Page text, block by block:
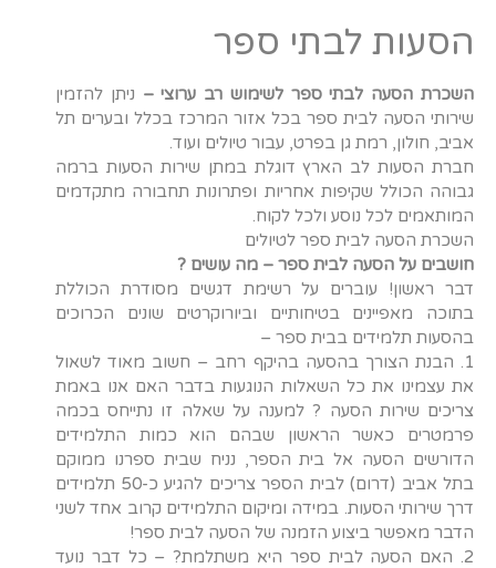
הסעות לבתי ספר
השכרת הסעה לבתי ספר לשימוש רב ערוצי – ניתן להזמין
שירותי הסעה לבית ספר בכל אזור המרכז בכלל ובערים תל
אביב, חולון, רמת גן בפרט, עבור טיולים ועוד.
חברת הסעות לב הארץ דוגלת במתן שירות הסעות ברמה
גבוהה הכולל שקיפות אחריות ופתרונות תחבורה מתקדמים
המותאמים לכל נוסע ולכל לקוח.
השכרת הסעה לבית ספר לטיולים
חושבים על הסעה לבית ספר – מה עושים ?
דבר ראשון! עוברים על רשימת דגשים מסודרת הכוללת
בתוכה מאפיינים בטיחותיים וביורוקרטים שונים הכרוכים
בהסעות תלמידים בבית ספר –
1. הבנת הצורך בהסעה בהיקף רחב – חשוב מאוד לשאול
את עצמינו את כל השאלות הנוגעות בדבר האם אנו באמת
צריכים שירות הסעה ? למענה על שאלה זו נתייחס בכמה
פרמטרים כאשר הראשון שבהם הוא כמות התלמידים
הדורשים הסעה אל בית הספר, נניח שבית ספרנו ממוקם
בתל אביב (דרום) לבית הספר צריכים להגיע כ-50 תלמידים
דרך שירותי הסעות. במידה ומיקום התלמידים קרוב אחד לשני
הדבר מאפשר ביצוע הזמנה של הסעה לבית ספר!
2. האם הסעה לבית ספר היא משתלמת? – כל דבר נועד